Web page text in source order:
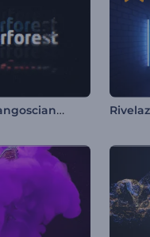
Introduzione glitch angosciante